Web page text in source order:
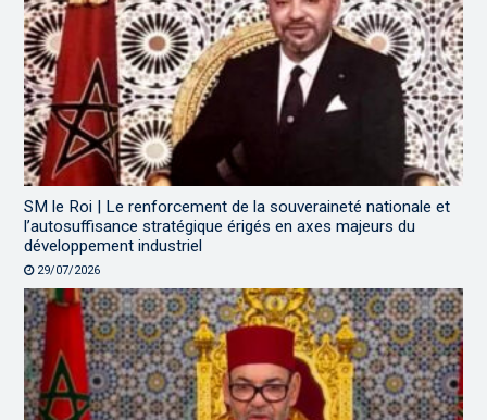
SM le Roi | Le renforcement de la souveraineté nationale et
l’autosuffisance stratégique érigés en axes majeurs du
développement industriel
29/07/2026